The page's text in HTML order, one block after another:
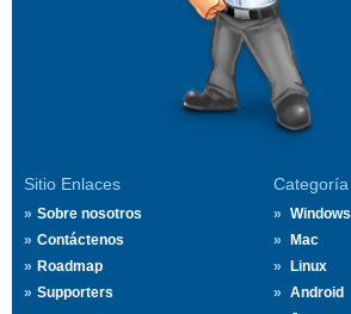
Sitio Enlaces
Sobre nosotros
Contáctenos
Roadmap
Supporters
Categoría
Windows
Mac
Linux
Android